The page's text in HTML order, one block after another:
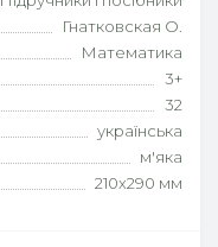
Гнатковская О.
Математика
3+
32
українська
м'яка
210х290 мм